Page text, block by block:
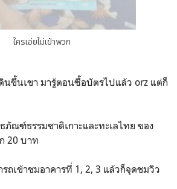
ใครเอ่ยไม่เข้าพวก
นขึ้นเขา มารู้ตอนซื้อบัตรไปแล้ว orz แต่ก็
ณฑ์ธรรมชาติเกาะและทะเลไทย ของ
20 บาท
ถเข้าชมอาคารที่ 1, 2, 3 แล้วก็จุดชมวิว